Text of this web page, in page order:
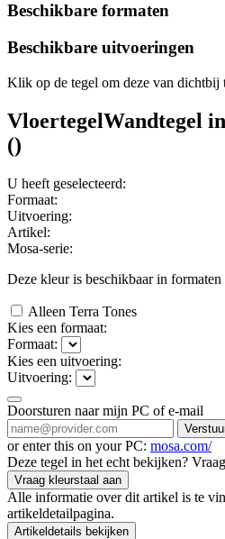
Beschikbare formaten
Beschikbare uitvoeringen
Klik op de tegel om deze van dichtbij
VloertegelWandtegel
()
U heeft geselecteerd:
Formaat:
Uitvoering:
Artikel:
Mosa-serie:
Deze kleur is beschikbaar in formaten
Alleen Terra Tones
Kies een formaat:
Formaat:
Kies een uitvoering:
Uitvoering:
Doorsturen naar mijn PC of e-mail
or enter this on your PC: mosa.com/
Deze tegel in het echt bekijken?
Vraag kleurstaal aan
Alle informatie over dit artikel is te
artikeldetailpagina.
Artikeldetails bekijken